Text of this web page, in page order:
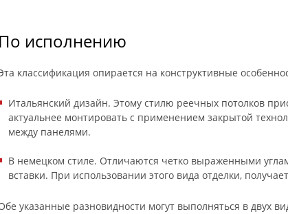
По исполнению
классификация опирается на конструктивные
Итальянский дизайн. Этому стилю реечных потолков
актуальнее монтировать с применением закрытой
между панелями.
В немецком стиле. Отличаются четко выраженными
вставки. При использовании этого вида отделки,
указанные разновидности могут выполняться в двух